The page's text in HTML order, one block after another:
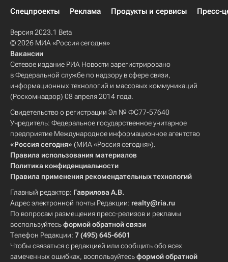
Спецпроекты
Реклама Продукты и сервисы Пресс-
Версия 2023.1 Beta
© 2026 МИА «Россия сегодня»
Вакансии
Сетевое издание РИА Новости зарегистрировано
в Федеральной службе по надзору в сфере связи,
информационных технологий и массовых коммуникаций
(Роскомнадзор) 08 апреля 2014 года.
Свидетельство о регистрации Эл № ФС77-57640
Учредитель: Федеральное государственное унитарное
предприятие Международное информационное агентство
«Россия сегодня» (МИА «Россия сегодня»).
Правила использования материалов
Политика конфиденциальности
Правила применения рекомендательных технологий
Главный редактор: Гаврилова А.В.
Адрес электронной почты Редакции: realty@ria.ru
По вопросам размещения пресс-релизов и рекламы
воспользуйтесьформой обратной связи
Телефон Редакции: 7 (495) 645-6601
Чтобы связаться с редакцией или сообщить обо всех
замеченных ошибках, воспользуйтесьформой обратной